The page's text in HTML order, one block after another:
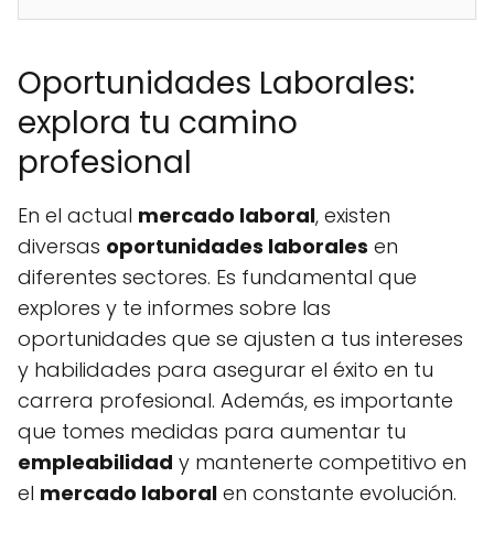
Oportunidades Laborales:
explora tu camino
profesional
En el actual mercado laboral, existen
diversas oportunidades laborales en
diferentes sectores. Es fundamental que
explores y te informes sobre las
oportunidades que se ajusten a tus intereses
y habilidades para asegurar el éxito en tu
carrera profesional. Además, es importante
que tomes medidas para aumentar tu
empleabilidad y mantenerte competitivo en
el mercado laboral en constante evolución.